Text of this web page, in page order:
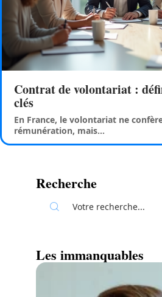
Contrat de volontariat :
clés
En France, le volontariat ne
rémunération, mais…
Recherche
Les immanquables